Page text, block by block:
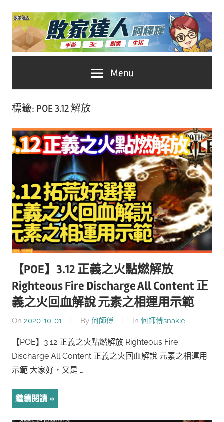
Skip
content
家
人
薦
No.1
遊
戲
科
技
自
Menu
標籤: POE 3.12 解放
【POE】3.12 正義之火點燃解放
Righteous Fire Discharge All Content 正
義之火回血解說 元素之相運用示範
On 2020-10-01 By 何師傅 In 何師傅snakie
【POE】3.12 正義之火點燃解放 Righteous Fire
Discharge All Content 正義之火回血解說 元素之相運用
示範 大家好，又是 …
繼續閱讀